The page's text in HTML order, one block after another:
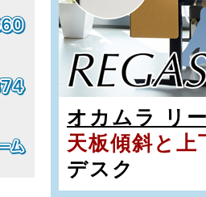
オカムラ リ
天板傾斜と上
デスク